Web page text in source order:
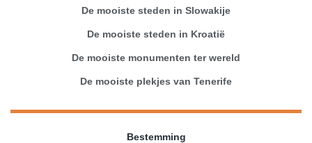
De mooiste steden in Slowakije
De mooiste steden in Kroatië
De mooiste monumenten ter wereld
De mooiste plekjes van Tenerife
Bestemming